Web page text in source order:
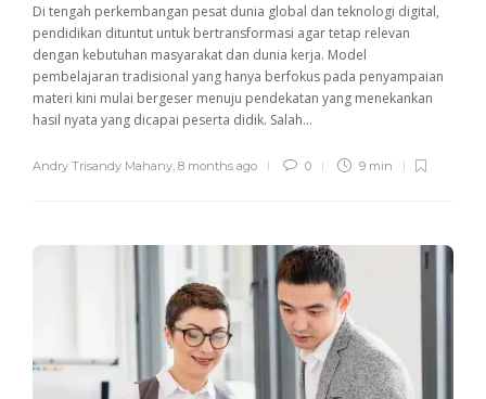
Di tengah perkembangan pesat dunia global dan teknologi digital,
pendidikan dituntut untuk bertransformasi agar tetap relevan
dengan kebutuhan masyarakat dan dunia kerja. Model
pembelajaran tradisional yang hanya berfokus pada penyampaian
materi kini mulai bergeser menuju pendekatan yang menekankan
hasil nyata yang dicapai peserta didik. Salah...
Andry Trisandy Mahany, 8 months ago 0 9 min